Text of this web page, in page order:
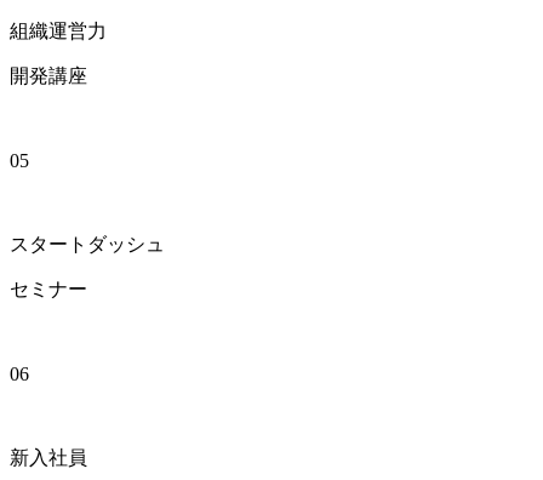
組織運営力
開発講座
05
スタートダッシュ
セミナー
06
新入社員